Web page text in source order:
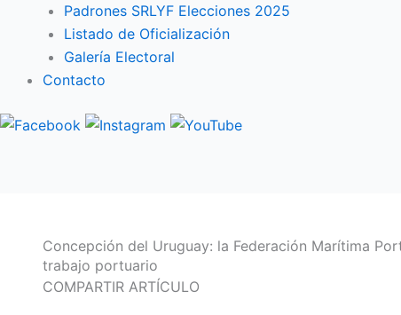
Padrones SRLYF Elecciones 2025
Listado de Oficialización
Galería Electoral
Contacto
Concepción del Uruguay: la Federación Marítima
trabajo portuario
COMPARTIR ARTÍCULO